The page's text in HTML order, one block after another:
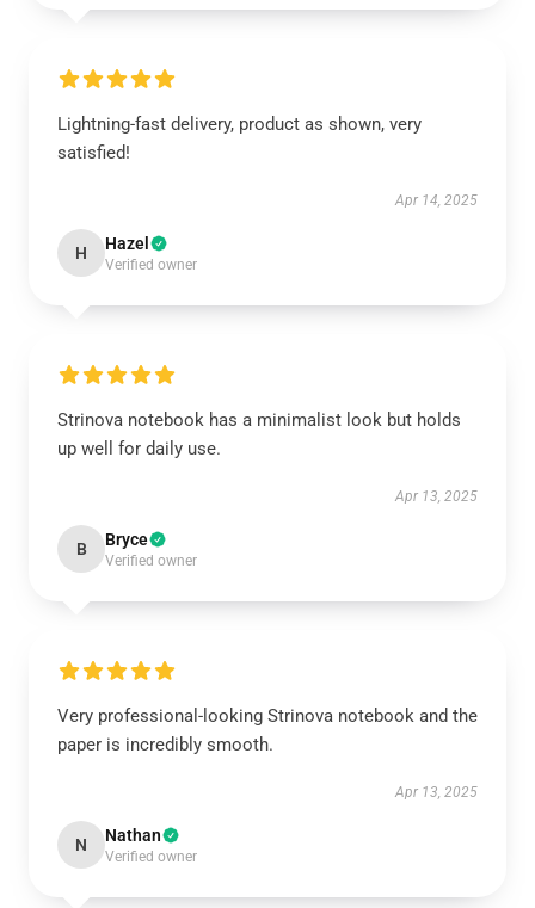
Lightning-fast delivery, product as shown, very
satisfied!
Apr 14, 2025
H Hazel
Verified owner
Strinova notebook has a minimalist look but holds
up well for daily use.
Apr 13, 2025
B Bryce
Verified owner
Very professional-looking Strinova notebook and the
paper is incredibly smooth.
Apr 13, 2025
N Nathan
Verified owner